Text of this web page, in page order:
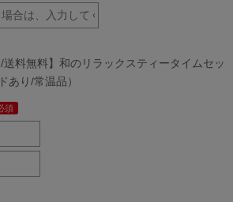
送料無料】和のリラックスティータイムセッ
あり/常温品）